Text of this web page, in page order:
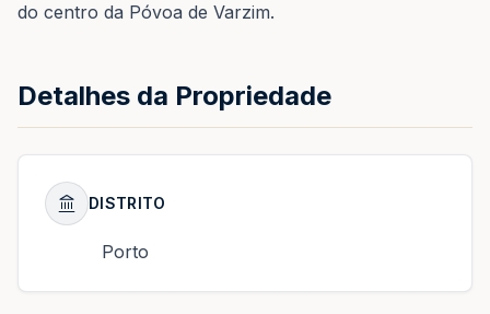
do centro da Póvoa de Varzim.
Detalhes da Propriedade
DISTRITO
Porto